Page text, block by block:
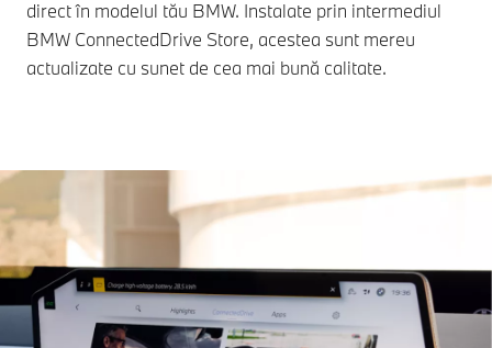
direct în modelul tău BMW. Instalate prin intermediul
BMW ConnectedDrive Store, acestea sunt mereu
actualizate cu sunet de cea mai bună calitate.